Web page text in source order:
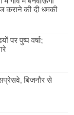
कराने की दी धमकी
पर पुष्प वर्षा;
बिजनौर से